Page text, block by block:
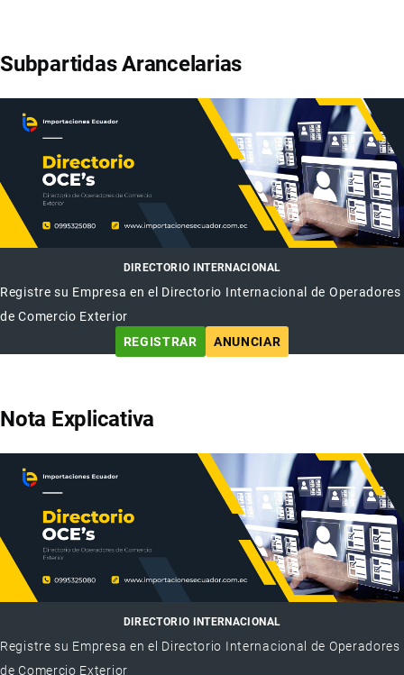
Subpartidas Arancelarias
DIRECTORIO INTERNACIONAL
Registre su Empresa en el Directorio Internacional de Operadores
de Comercio Exterior
REGISTRAR
ANUNCIAR
Nota Explicativa
DIRECTORIO INTERNACIONAL
Registre su Empresa en el Directorio Internacional de Operadores
de Comercio Exterior